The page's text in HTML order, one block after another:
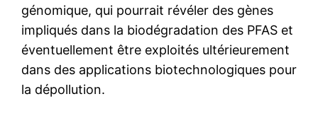
génomique, qui pourrait révéler des gènes
impliqués dans la biodégradation des PFAS et
éventuellement être exploités ultérieurement
dans des applications biotechnologiques pour
la dépollution.